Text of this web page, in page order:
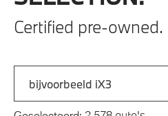
Certified pre-owned.
Zoek naar een automodel,
Typ een automodel in en druk